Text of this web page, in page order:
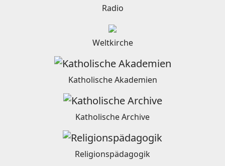
Radio
Weltkirche
Katholische Akademien
Katholische Archive
Religionspädagogik